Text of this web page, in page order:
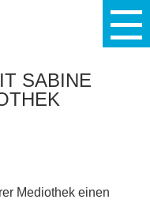
SABINE
Mediothek einen